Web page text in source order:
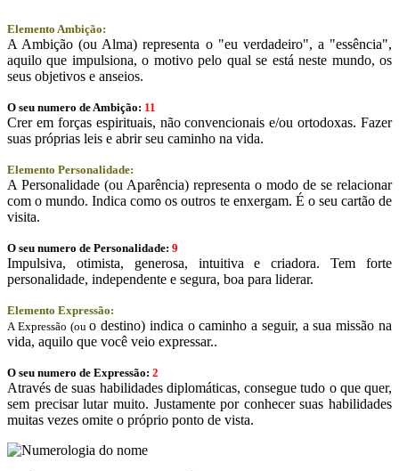
Elemento Ambição:
A Ambição (ou Alma) representa o "eu verdadeiro", a "essência",
aquilo que impulsiona, o motivo pelo qual se está neste mundo, os
seus objetivos e anseios.
O seu numero de Ambição: 11
Crer em forças espirituais, não convencionais e/ou ortodoxas. Fazer
suas próprias leis e abrir seu caminho na vida.
Elemento Personalidade:
A Personalidade (ou Aparência) representa o modo de se relacionar
com o mundo. Indica como os outros te enxergam. É o seu cartão de
visita.
O seu numero de Personalidade: 9
Impulsiva, otimista, generosa, intuitiva e criadora. Tem forte
personalidade, independente e segura, boa para liderar.
Elemento Expressão:
A Expressão (ouo destino) indica o caminho a seguir, a sua missão na
vida, aquilo que você veio expressar..
O seu numero de Expressão: 2
Através de suas habilidades diplomáticas, consegue tudo o que quer,
sem precisar lutar muito. Justamente por conhecer suas habilidades
muitas vezes omite o próprio ponto de vista.